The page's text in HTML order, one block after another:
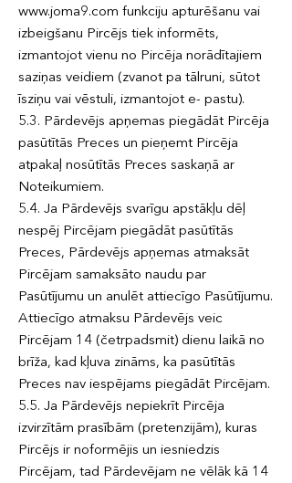
www.joma9.com funkciju apturēšanu vai
izbeigšanu Pircējs tiek informēts,
izmantojot vienu no Pircēja norādītajiem
saziņas veidiem (zvanot pa tālruni, sūtot
īsziņu vai vēstuli, izmantojot e- pastu).
5.3. Pārdevējs apņemas piegādāt Pircēja
pasūtītās Preces un pieņemt Pircēja
atpakaļ nosūtītās Preces saskaņā ar
Noteikumiem.
5.4. Ja Pārdevējs svarīgu apstākļu dēļ
nespēj Pircējam piegādāt pasūtītās
Preces, Pārdevējs apņemas atmaksāt
Pircējam samaksāto naudu par
Pasūtījumu un anulēt attiecīgo Pasūtījumu.
Attiecīgo atmaksu Pārdevējs veic
Pircējam 14 (četrpadsmit) dienu laikā no
brīža, kad kļuva zināms, ka pasūtītās
Preces nav iespējams piegādāt Pircējam.
5.5. Ja Pārdevējs nepiekrīt Pircēja
izvirzītām prasībām (pretenzijām), kuras
Pircējs ir noformējis un iesniedzis
Pircējam, tad Pārdevējam ne vēlāk kā 14